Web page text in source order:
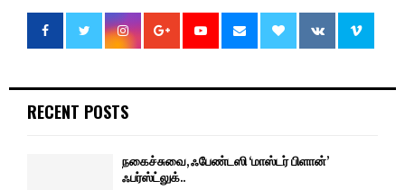
RECENT POSTS
நகைச்சுவை, ஃபேண்டஸி ‘மாஸ்டர் பிளான்’
ஃபர்ஸ்ட்லுக்..